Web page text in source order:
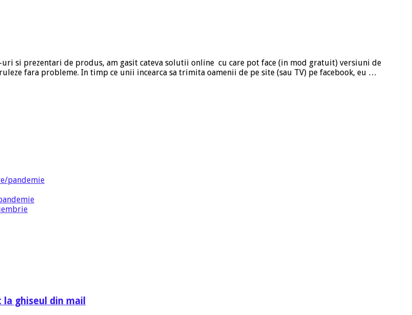
si prezentari de produs, am gasit cateva solutii online cu care pot face (in mod gratuit) versiuni de
fara probleme. In timp ce unii incearca sa trimita oamenii de pe site (sau TV) pe facebook, eu …
pandemie
ghiseul din mail